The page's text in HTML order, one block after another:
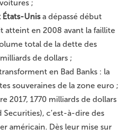
;
États-Unisa dépassé début
atteint en 2008 avant la faillite
total de la dette des
de dollars ;
en Bad Banks : la
souveraines de la zone euro ;
2017, 1770 milliards de dollars
Securities), c’est-à-dire des
américain. Dès leur mise sur